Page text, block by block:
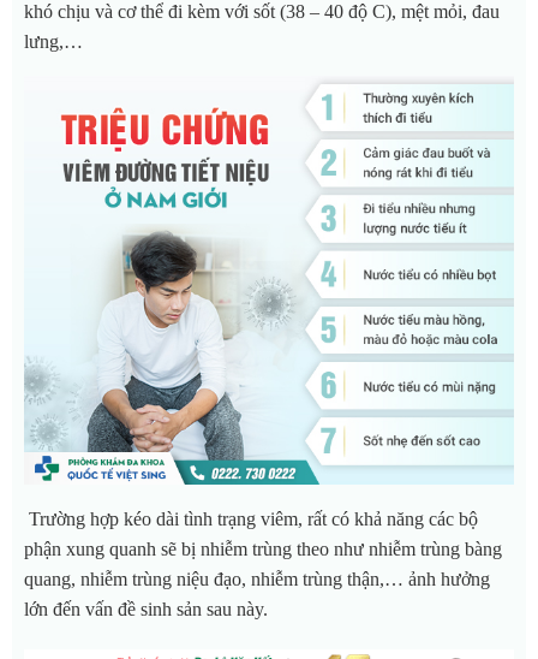
khó chịu và cơ thể đi kèm với sốt (38 – 40 độ C), mệt mỏi, đau
lưng,…
Trường hợp kéo dài tình trạng viêm, rất có khả năng các bộ
phận xung quanh sẽ bị nhiễm trùng theo như nhiễm trùng bàng
quang, nhiễm trùng niệu đạo, nhiễm trùng thận,… ảnh hưởng
lớn đến vấn đề sinh sản sau này.